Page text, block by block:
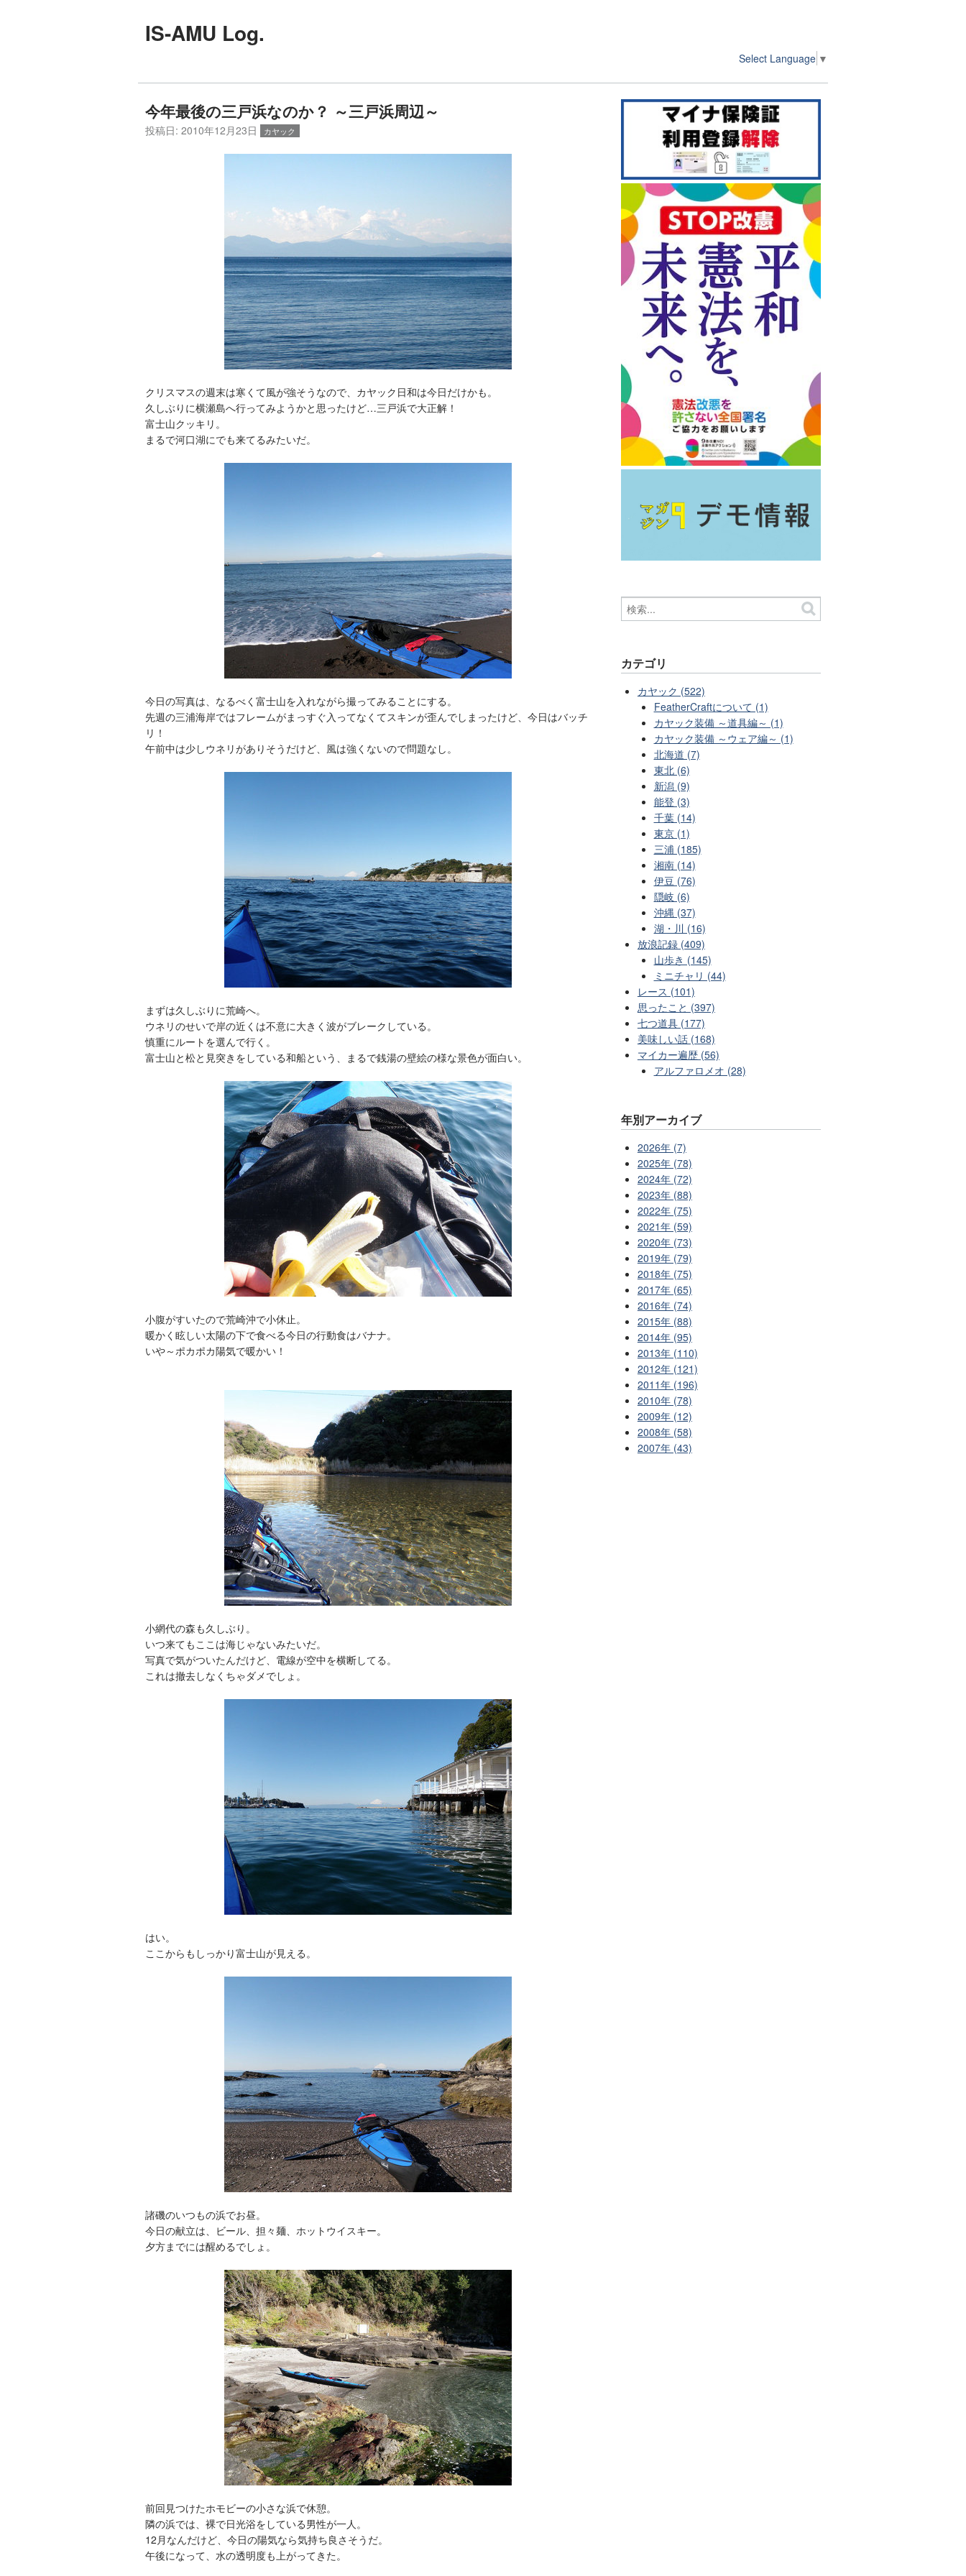
IS-AMU Log.
Select Language ▼
今年最後の三戸浜なのか？ ～三戸浜周辺～
投稿日: 2010年12月23日 カヤック
クリスマスの週末は寒くて風が強そうなので、カヤック日和は今日だけかも。
久しぶりに横瀬島へ行ってみようかと思ったけど…三戸浜で大正解！
富士山クッキリ。
まるで河口湖にでも来てるみたいだ。
今日の写真は、なるべく富士山を入れながら撮ってみることにする。
先週の三浦海岸ではフレームがまっすぐ入ってなくてスキンが歪んでしまったけど、今日はバッチ
リ！
午前中は少しウネリがありそうだけど、風は強くないので問題なし。
まずは久しぶりに荒崎へ。
ウネリのせいで岸の近くは不意に大きく波がブレークしている。
慎重にルートを選んで行く。
富士山と松と見突きをしている和船という、まるで銭湯の壁絵の様な景色が面白い。
小腹がすいたので荒崎沖で小休止。
暖かく眩しい太陽の下で食べる今日の行動食はバナナ。
いや～ポカポカ陽気で暖かい！
小網代の森も久しぶり。
いつ来てもここは海じゃないみたいだ。
写真で気がついたんだけど、電線が空中を横断してる。
これは撤去しなくちゃダメでしょ。
はい。
ここからもしっかり富士山が見える。
諸磯のいつもの浜でお昼。
今日の献立は、ビール、担々麺、ホットウイスキー。
夕方までには醒めるでしょ。
前回見つけたホモビーの小さな浜で休憩。
隣の浜では、裸で日光浴をしている男性が一人。
12月なんだけど、今日の陽気なら気持ち良さそうだ。
午後になって、水の透明度も上がってきた。
カテゴリ
カヤック (522)
FeatherCraftについて (1)
カヤック装備 ～道具編～ (1)
カヤック装備 ～ウェア編～ (1)
北海道 (7)
東北 (6)
新潟 (9)
能登 (3)
千葉 (14)
東京 (1)
三浦 (185)
湘南 (14)
伊豆 (76)
隠岐 (6)
沖縄 (37)
湖・川 (16)
放浪記録 (409)
山歩き (145)
ミニチャリ (44)
レース (101)
思ったこと (397)
七つ道具 (177)
美味しい話 (168)
マイカー遍歴 (56)
アルファロメオ (28)
年別アーカイブ
2026年 (7)
2025年 (78)
2024年 (72)
2023年 (88)
2022年 (75)
2021年 (59)
2020年 (73)
2019年 (79)
2018年 (75)
2017年 (65)
2016年 (74)
2015年 (88)
2014年 (95)
2013年 (110)
2012年 (121)
2011年 (196)
2010年 (78)
2009年 (12)
2008年 (58)
2007年 (43)